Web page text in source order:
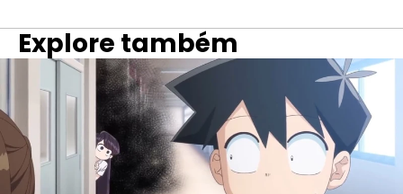
Explore também